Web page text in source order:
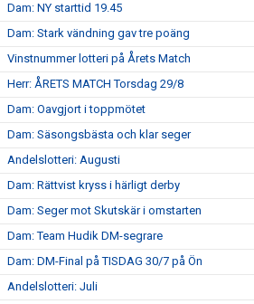
Dam: NY starttid 19.45
Dam: Stark vändning gav tre poäng
Vinstnummer lotteri på Årets Match
Herr: ÅRETS MATCH Torsdag 29/8
Dam: Oavgjort i toppmötet
Dam: Säsongsbästa och klar seger
Andelslotteri: Augusti
Dam: Rättvist kryss i härligt derby
Dam: Seger mot Skutskär i omstarten
Dam: Team Hudik DM-segrare
Dam: DM-Final på TISDAG 30/7 på Ön
Andelslotteri: Juli